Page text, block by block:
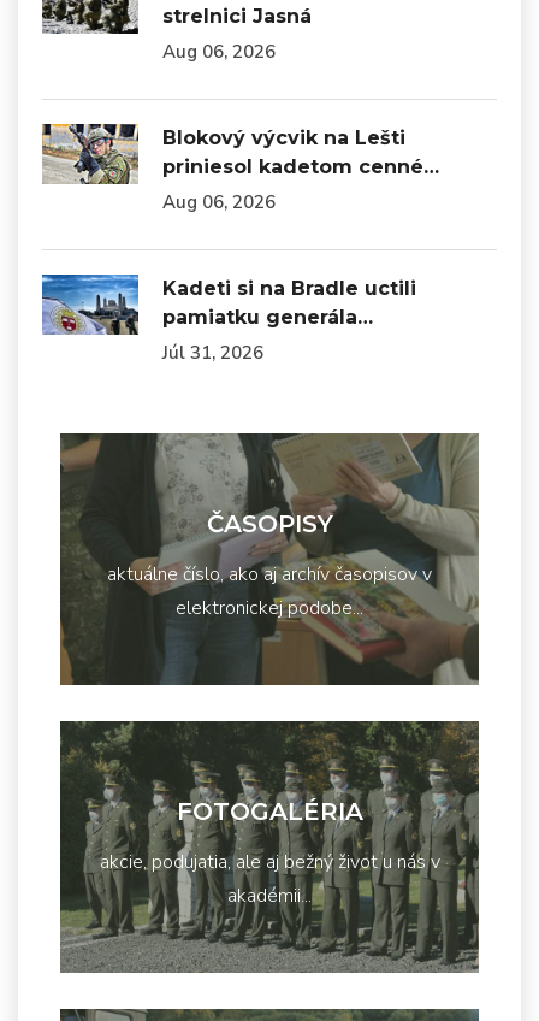
strelnici Jasná
Aug 06, 2026
Blokový výcvik na Lešti
priniesol kadetom cenné…
Aug 06, 2026
Kadeti si na Bradle uctili
pamiatku generála…
Júl 31, 2026
ČASOPISY
aktuálne číslo, ako aj archív časopisov v
elektronickej podobe...
FOTOGALÉRIA
akcie, podujatia, ale aj bežný život u nás v
akadémii...